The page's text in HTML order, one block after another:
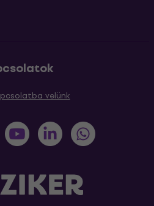
velünk